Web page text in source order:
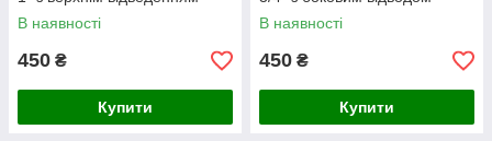
В наявності
450 ₴
Купити
В наявності
450 ₴
Купити